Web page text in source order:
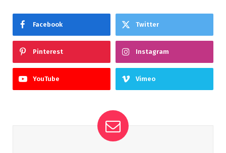
Facebook Twitter
Pinterest Instagram
YouTube Vimeo